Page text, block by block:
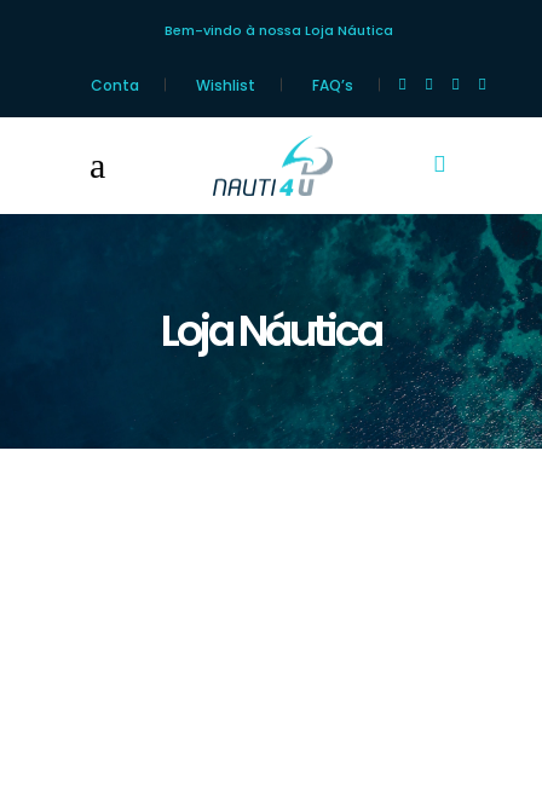
Bem-vindo à nossa Loja Náutica
Conta Wishlist FAQ’s
Loja Náutica